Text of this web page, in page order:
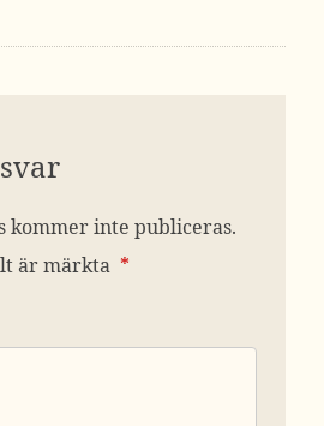
kommer inte publiceras.
är märkta *